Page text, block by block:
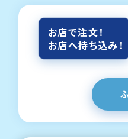
お店で注文！
お店へ持ち込み！